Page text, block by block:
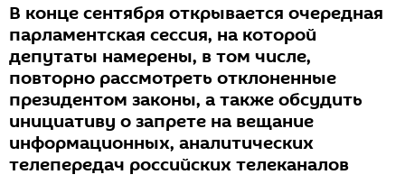
В конце сентября открывается очередная
парламентская сессия, на которой
депутаты намерены, в том числе,
повторно рассмотреть отклоненные
президентом законы, а также обсудить
инициативу о запрете на вещание
информационных, аналитических
телепередач российских телеканалов